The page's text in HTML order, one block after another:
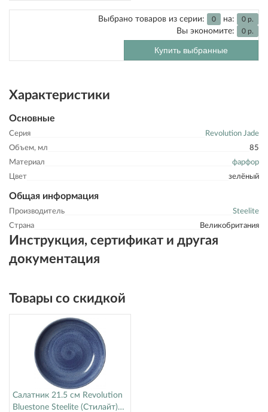
Выбрано товаров из серии: 0 на: 0 р.
Вы экономите: 0 р.
Купить выбранные
Характеристики
Основные
Серия
Revolution Jade
Объем, мл
85
Материал
фарфор
Цвет
зелёный
Общая информация
Производитель
Steelite
Страна
Великобритания
Инструкция, сертификат и другая
документация
Товары со скидкой
Салатник 21.5 см Revolution
Bluestone Steelite (Стилайт)